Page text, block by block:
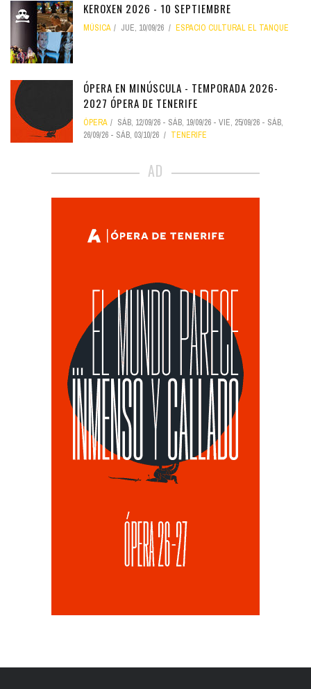
KEROXEN 2026 - 10 SEPTIEMBRE
MÚSICA JUE, 10/09/26 ESPACIO CULTURAL EL TANQUE
ÓPERA EN MINÚSCULA - TEMPORADA 2026-
2027 ÓPERA DE TENERIFE
ÓPERA SÁB, 12/09/26 - SÁB, 19/09/26 - VIE, 25/09/26 - SÁB,
26/09/26 - SÁB, 03/10/26 TENERIFE
AD